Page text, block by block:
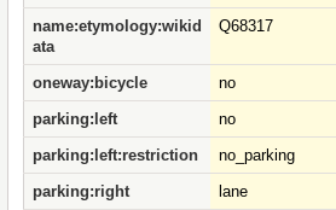
name:etymology:wikid
ata
Q68317
oneway:bicycle
no
parking:left
no
parking:left:restriction
no_parking
parking:right
lane